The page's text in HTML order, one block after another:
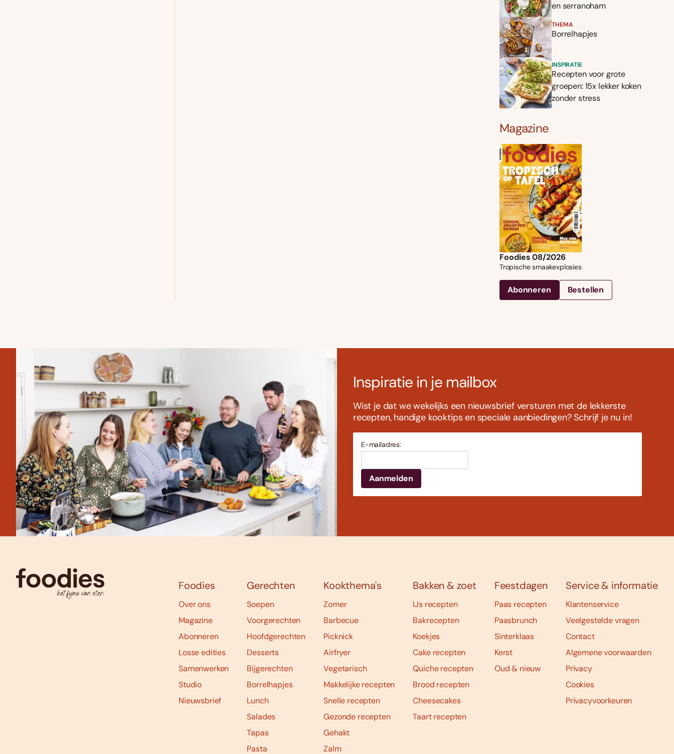
en serranoham
THEMA
Borrelhapjes
INSPIRATIE
Recepten voor grote
groepen: 15x lekker koken
zonder stress
Magazine
Foodies 08/2026
Tropische smaakexplosies
Abonneren Bestellen
Inspiratie in je mailbox
Wist je dat we wekelijks een nieuwsbrief versturen met de lekkerste
recepten, handige kooktips en speciale aanbiedingen? Schrijf je nu in!
E-mailadres:
Foodies
Over ons
Magazine
Abonneren
Losse edities
Samenwerken
Studio
Nieuwsbrief
Gerechten
Soepen
Voorgerechten
Hoofdgerechten
Desserts
Bijgerechten
Borrelhapjes
Lunch
Salades
Tapas
Pasta
Kookthema's
Zomer
Barbecue
Picknick
Airfryer
Vegetarisch
Makkelijke recepten
Snelle recepten
Gezonde recepten
Gehakt
Zalm
Bakken & zoet
IJs recepten
Bakrecepten
Koekjes
Cake recepten
Quiche recepten
Brood recepten
Cheesecakes
Taart recepten
Feestdagen
Paas recepten
Paasbrunch
Sinterklaas
Kerst
Oud & nieuw
Service & informatie
Klantenservice
Veelgestelde vragen
Contact
Algemene voorwaarden
Privacy
Cookies
Privacyvoorkeuren